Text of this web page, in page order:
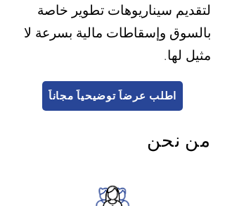
لتقديم سيناريوهات تطوير خاصة
بالسوق وإسقاطات مالية بسرعة لا
مثيل لها.
اطلب عرضاً توضيحياً مجاناً
من نحن